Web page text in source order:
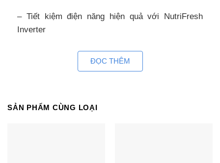
– Tiết kiệm điện năng hiện quả với NutriFresh
Inverter
– Ngăn rau TasteLock, bảo quản tươi lâu hơn
Hãy cùng điện máy giá rẻ khám phá chi tiết dòng
ĐỌC THÊM
SẢN PHẨM CÙNG LOẠI